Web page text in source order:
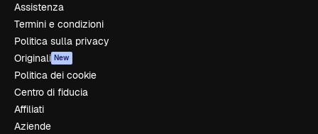
Assistenza
Termini e condizioni
Politica sulla privacy
Originali New
Politica dei cookie
Centro di fiducia
Affiliati
Aziende